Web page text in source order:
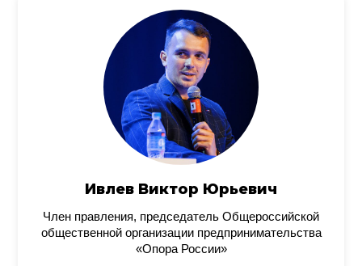
Ивлев Виктор Юрьевич
Член правления, председатель Общероссийской
общественной организации предпринимательства
«Опора России»